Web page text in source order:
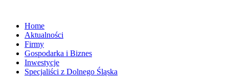
Home
Aktualności
Firmy
Gospodarka i Biznes
Inwestycje
Specjaliści z Dolnego Śląska